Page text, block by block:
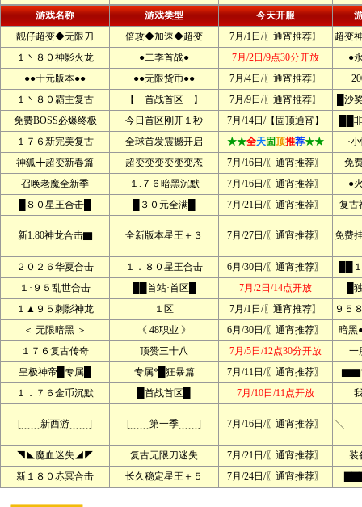
游戏名称
游戏类型 今天开服
靓仔超变◆无限刀
倍攻◆加速◆超变 7月/1日/〖通宵推荐〗
超变
１丶８０神影火龙
●二季首战● 7月/2日/9点30分开放
●
●●十元版本●●
●●无限货币●● 7月/4日/〖通宵推荐〗
１丶８０霸主复古
【 首战首区 】 7月/9日/〖通宵推荐〗
█沙
免费BOSS必爆终极
今日首区刚开１秒 7月/14日/【固顶通宵】
██
１７６新完美复古
全球首发震撼开启 ★★全天固顶推荐★★
·
神狐╋超变新春篇
超变变变变变变态 7月/16日/〖通宵推荐〗
免
召唤老魔全新季
１.７６暗黑沉默 7月/16日/〖通宵推荐〗
●
█８０星王合击█
█３０元全满█ 7月/21日/〖通宵推荐〗 复古
新1.80神龙合击▇ 全新版本星王＋３ 7月/27日/〖通宵推荐〗 免费
２０２６华夏合击 １．８０星王合击 6月/30日/〖通宵推荐〗
██
１·９５乱世合击
██首站·首区█ 7月/2日/14点开放
█
１▲９５刺影神龙
１区 7月/1日/〖通宵推荐〗
９５
＜ 无限暗黑 ＞
《 48职业 》 6月/30日/〖通宵推荐〗
暗黑
１７６复古传奇
顶赞三十八 7月/5日/12点30分开放
一
皇极神帝█专属█
专属*█狂暴篇 7月/11日/〖通宵推荐〗
１．７６金币沉默
█首战首区█ 7月/10日/11点开放
[﹍﹍新西游﹍﹍] [﹍﹍第一季﹍﹍] 7月/16日/〖通宵推荐〗 ╲
◥◣魔血迷失◢◤ 复古无限刀迷失 7月/21日/〖通宵推荐〗
装
新１８０赤冥合击
长久稳定星王＋５ 7月/24日/〖通宵推荐〗